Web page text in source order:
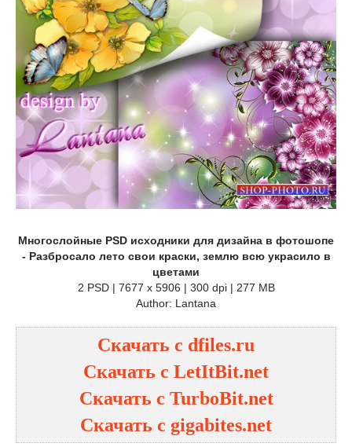
Многослойные PSD исходники для дизайна в фотошопе
- Разбросало лето свои краски, землю всю украсило в
цветами
2 PSD | 7677 x 5906 | 300 dpi | 277 MB
Author: Lantana
Скачать с dfiles.ru
Скачать с LetItBit.net
Скачать с TurboBit.net
Скачать с gigabites.net